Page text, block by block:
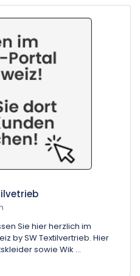
Sie hier herzlich im
by SW Textilvertrieb. Hier
sowie Wik ...